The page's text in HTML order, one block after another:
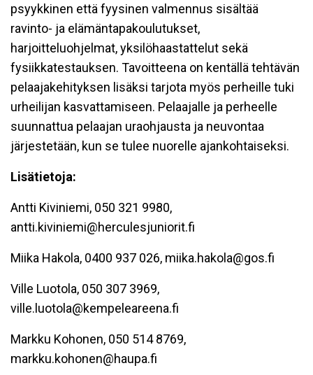
psyykkinen että fyysinen valmennus sisältää
ravinto- ja elämäntapakoulutukset,
harjoitteluohjelmat, yksilöhaastattelut sekä
fysiikkatestauksen. Tavoitteena on kentällä tehtävän
pelaajakehityksen lisäksi tarjota myös perheille tuki
urheilijan kasvattamiseen. Pelaajalle ja perheelle
suunnattua pelaajan uraohjausta ja neuvontaa
järjestetään, kun se tulee nuorelle ajankohtaiseksi.
Lisätietoja:
Antti Kiviniemi, 050 321 9980,
antti.kiviniemi@herculesjuniorit.fi
Miika Hakola, 0400 937 026, miika.hakola@gos.fi
Ville Luotola, 050 307 3969,
ville.luotola@kempeleareena.fi
Markku Kohonen, 050 514 8769,
markku.kohonen@haupa.fi